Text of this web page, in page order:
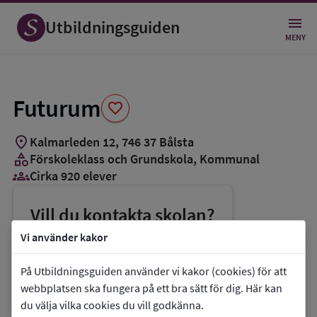
Vi använder kakor
På Utbildningsguiden använder vi kakor (cookies) för att
webbplatsen ska fungera på ett bra sätt för dig. Här kan
du välja vilka cookies du vill godkänna.
Utbildningsguiden MENY
Futurum favorite
Spara
som
favorit
location_on Kalmarleden 12, 746 37 Bålsta
categoryFörskoleklass och Grundskola, Kommunal
groups_3Cirka 920 elever
Vill du kontakta skolan?
phoneTelefon:0171-52671
E-post: futurum@edu.habo.se
link Webbplats:Futurum